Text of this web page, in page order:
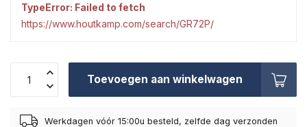
TypeError: Failed to fetch
https://www.houtkamp.com/search/GR72P/
Toevoegen aan winkelwagen
Werkdagen vóór 15:00u besteld, zelfde dag verzonden